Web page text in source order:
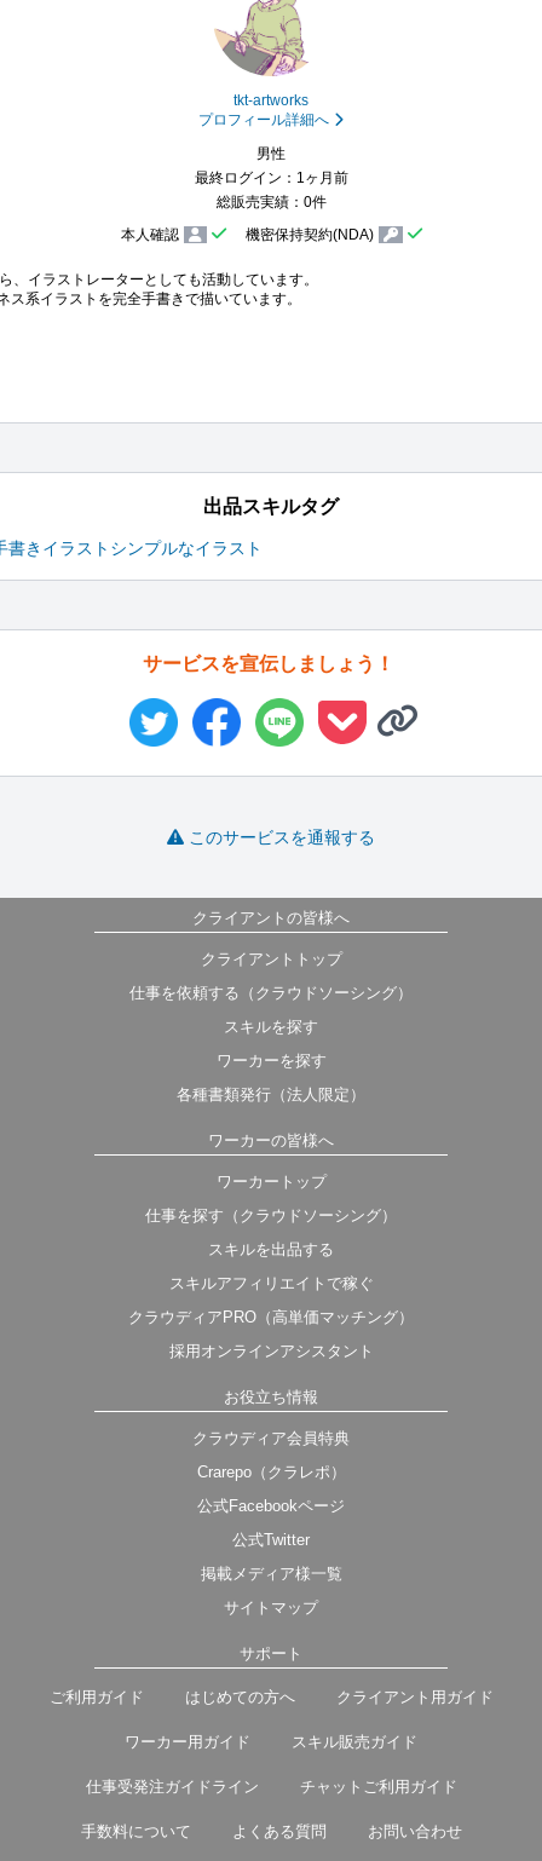
tkt-artworks
プロフィール詳細へ
男性
最終ログイン：1ヶ月前
総販売実績：0件
本人確認
機密保持契約(NDA)
、イラストレーターとしても活動しています。
系イラストを完全手書きで描いています。
出品スキルタグ
書きイラスト シンプルなイラスト
サービスを宣伝しましょう！
このサービスを通報する
クライアントの皆様へ
クライアントトップ
仕事を依頼する（クラウドソーシング）
スキルを探す
ワーカーを探す
各種書類発行（法人限定）
ワーカーの皆様へ
ワーカートップ
仕事を探す（クラウドソーシング）
スキルを出品する
スキルアフィリエイトで稼ぐ
クラウディアPRO（高単価マッチング）
採用オンラインアシスタント
お役立ち情報
クラウディア会員特典
Crarepo（クラレポ）
公式Facebookページ
公式Twitter
掲載メディア様一覧
サイトマップ
サポート
ご利用ガイド はじめての方へ クライアント用ガイド
ワーカー用ガイド スキル販売ガイド
仕事受発注ガイドライン チャットご利用ガイド
手数料について よくある質問 お問い合わせ